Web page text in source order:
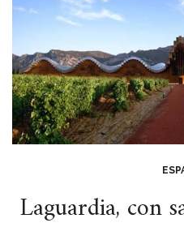
Laguardia, con